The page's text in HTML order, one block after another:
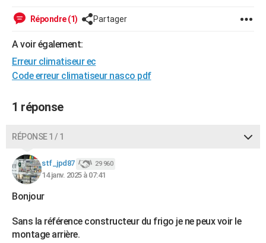
Alimentation
Guide de la santé
Maladies
Médicaments
Sommeil
VOYAGE
Destinations
City break
Voyage nature
Voyage de noces
Forum
Climat
+PHOTO
GUIDES D'ACHAT
CARTE DE VOEUX
Carte de Noël
Carte Bonne année
Carte Saint-Valentin
Carte Pâques
Carte d'anniversaire
DICTIONNAIRE
Dictionnaire
Biographies
Citations
Expressions
Proverbes
PROGRAMME TV
FORUM
Répondre (1) Partager
A voir également:
Erreur climatiseur ec
Code erreur climatiseur nasco pdf
1 réponse
RÉPONSE 1 / 1
stf_jpd87 29 960
14 janv. 2025 à 07:41
Bonjour
Sans la référence constructeur du frigo je ne peux voir le
montage arrière.